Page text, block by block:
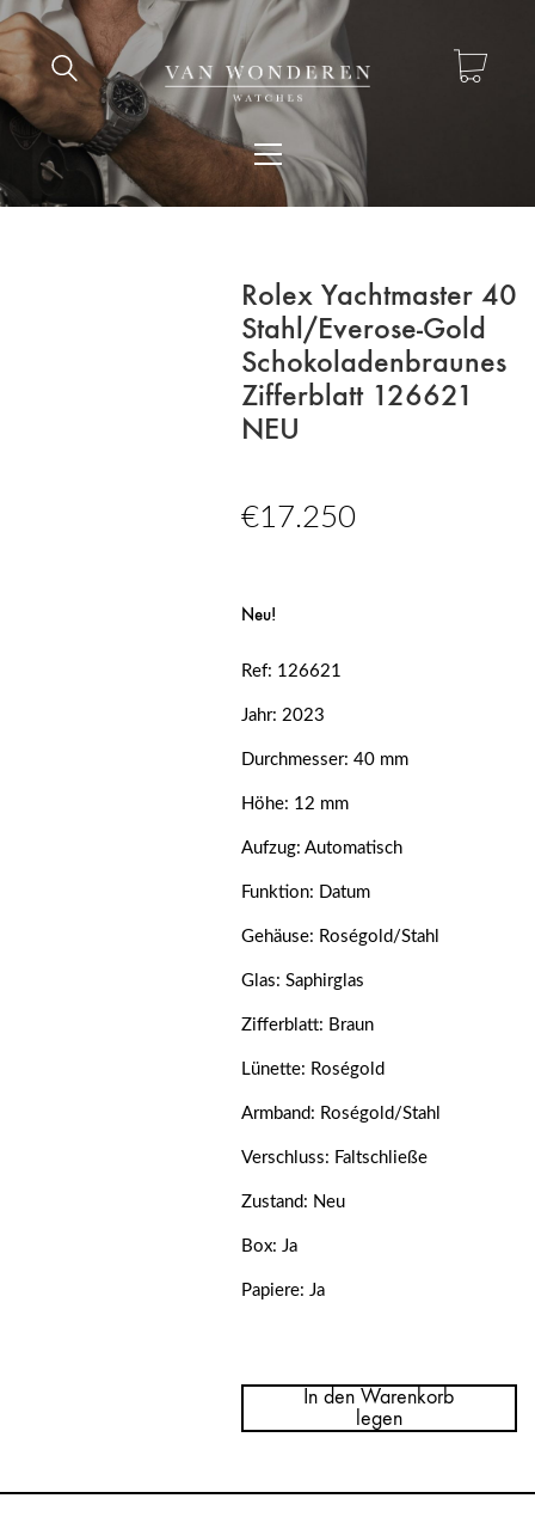
Rolex Yachtmaster 40
Stahl/Everose-Gold
Schokoladenbraunes
Zifferblatt 126621
NEU
€17.250
Neu!
Ref: 126621
Jahr: 2023
Durchmesser: 40 mm
Höhe: 12 mm
Aufzug: Automatisch
Funktion: Datum
Gehäuse: Roségold/Stahl
Glas: Saphirglas
Zifferblatt: Braun
Lünette: Roségold
Armband: Roségold/Stahl
Verschluss: Faltschließe
Zustand: Neu
Box: Ja
Papiere: Ja
Yachtmaster
Steel/Everose
In den Warenkorb
legen